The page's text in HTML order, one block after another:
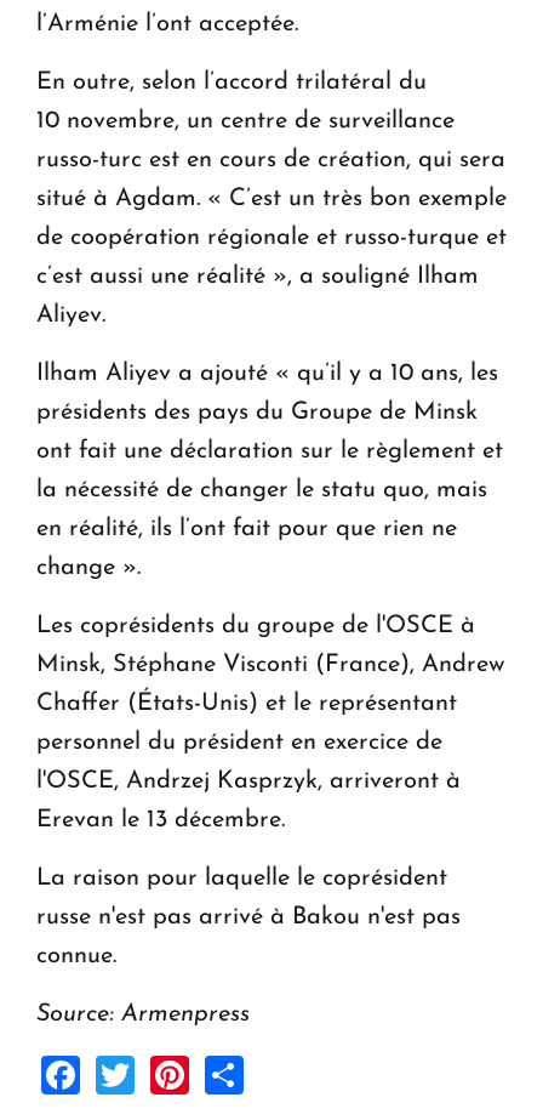
l’Arménie l’ont acceptée.
En outre, selon l’accord trilatéral du
10 novembre, un centre de surveillance
russo-turc est en cours de création, qui sera
situé à Agdam. « C’est un très bon exemple
de coopération régionale et russo-turque et
c’est aussi une réalité », a souligné Ilham
Aliyev.
Ilham Aliyev a ajouté « qu’il y a 10 ans, les
présidents des pays du Groupe de Minsk
ont fait une déclaration sur le règlement et
la nécessité de changer le statu quo, mais
en réalité, ils l’ont fait pour que rien ne
change ».
Les coprésidents du groupe de l'OSCE à
Minsk, Stéphane Visconti (France), Andrew
Chaffer (États-Unis) et le représentant
personnel du président en exercice de
l'OSCE, Andrzej Kasprzyk, arriveront à
Erevan le 13 décembre.
La raison pour laquelle le coprésident
russe n'est pas arrivé à Bakou n'est pas
connue.
Source: Armenpress
Facebook
TwitterPinterest